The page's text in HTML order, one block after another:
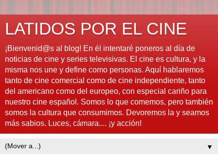
LATIDOS POR EL CINE
¡Bienvenid@s al blog! En él intentaré poneros al día de
noticias de cine y series televisivas. El cine es cultura, y la
misma nos une y define como personas. Aquí hablaremos
tanto de cine comercial como de cine independiente, tanto
del americano como del europeo, con especial cariño para
nuestro cine español. Somos lo que comemos, pero también
somos la cultura que consumimos. Devoremos la y seamos
más sabios. Luces, cámara.... ¡y acción!
▼